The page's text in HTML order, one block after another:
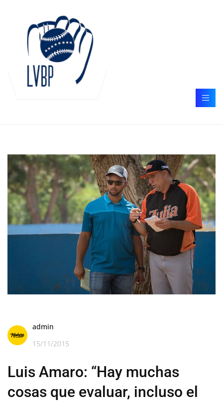
admin
15/11/2015
Luis Amaro: “Hay muchas
cosas que evaluar, incluso el